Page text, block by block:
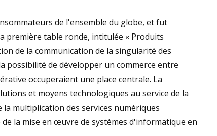
de l'ensemble du globe, et fut
première table ronde, intitulée « Produits
de la communication de la singularité des
possibilité de développer un commerce entre
occuperaient une place centrale. La
et moyens technologiques au service de la
multiplication des services numériques
la mise en œuvre de systèmes d'informatique en